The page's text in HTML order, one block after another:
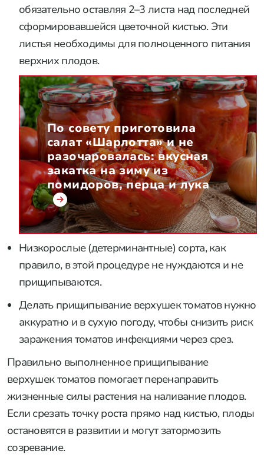
обязательно оставляя 2–3 листа над последней
сформировавшейся цветочной кистью. Эти
листья необходимы для полноценного питания
верхних плодов.
По совету приготовила
салат «Шарлотта» и не
разочаровалась: вкусная
закатка на зиму из
помидоров, перца и лука
Низкорослые (детерминантные) сорта, как
правило, в этой процедуре не нуждаются и не
прищипываются.
Делать прищипывание верхушек томатов нужно
аккуратно и в сухую погоду, чтобы снизить риск
заражения томатов инфекциями через срез.
Правильно выполненное прищипывание
верхушек томатов помогает перенаправить
жизненные силы растения на наливание плодов.
Если срезать точку роста прямо над кистью, плоды
остановятся в развитии и могут затормозить
созревание.